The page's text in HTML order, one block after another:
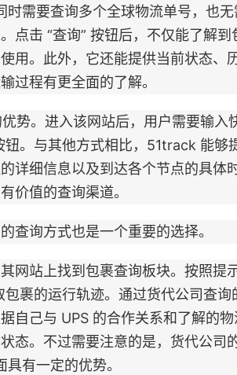
需要查询多个全球物流单号，也无
点击 “查询” 按钮后，不仅能了解到
用。此外，它还能提供当前状态、
过程有更全面的了解。
。进入该网站后，用户需要输入
钮。与其他方式相比，51track 能够
详细信息以及到达各个节点的具体时
价值的查询渠道。
询方式也是一个重要的选择。
站上找到包裹查询板块。按照提
裹的运行轨迹。通过货代公司查询
自己与 UPS 的合作关系和了解的物
态。不过需要注意的是，货代公司
有一定的优势。